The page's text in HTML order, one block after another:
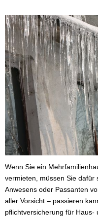
Wenn Sie ein
vermieten, müssen Sie dafür
Anwesens oder Passanten
aller Vorsicht – passieren
pflichtversicherung für